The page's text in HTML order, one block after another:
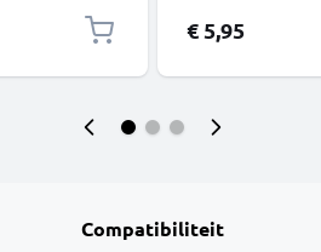
€ 5,95
Compatibiliteit